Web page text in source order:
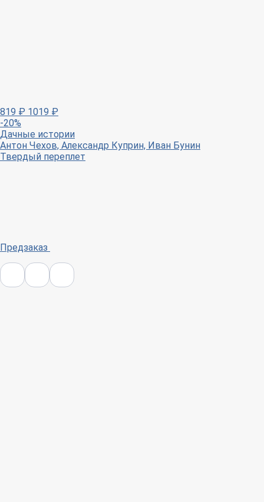
819 ₽ 1019 ₽
-20%
Дачные истории
Антон Чехов, Александр Куприн, Иван Бунин
Твердый переплет
Предзаказ